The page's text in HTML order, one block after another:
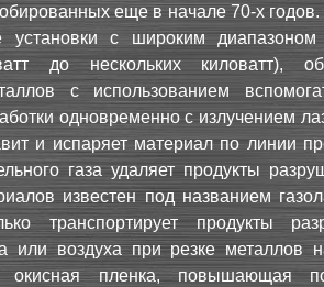
еще в начале 70-х
установки с широким
до нескольких киловатт),
с использованием
одновременно с излучением
и испаряет материал по линии
газа удаляет продукты
известен под названием
транспортирует продукты
или воздуха при резке металлов
окисная пленка, повышающая